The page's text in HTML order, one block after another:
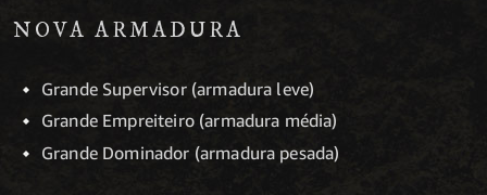
NOVA ARMADURA
Grande Supervisor (armadura leve)
Grande Empreiteiro (armadura média)
Grande Dominador (armadura pesada)